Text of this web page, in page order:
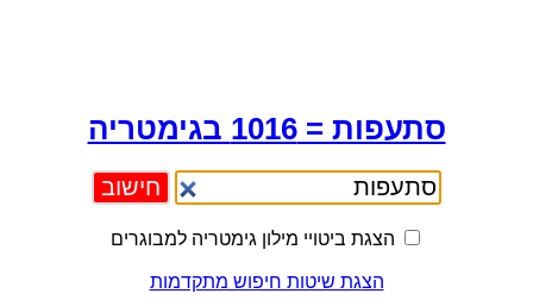
סתעפות = 1016 בגימטריה
הצגת ביטויי מילון גימטריה למבוגרים
הצגת שיטות חיפוש מתקדמות